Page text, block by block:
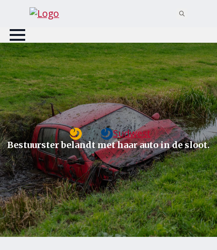
Sudwest
Bestuurster belandt met haar auto in de sloot.